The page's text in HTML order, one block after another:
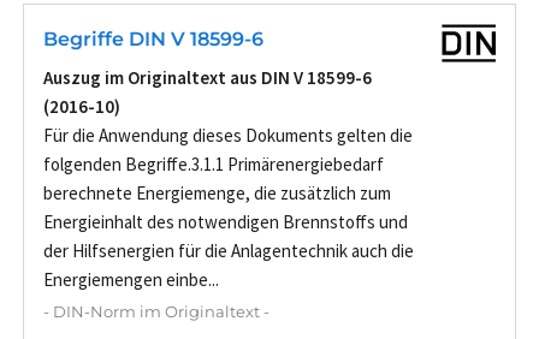
Begriffe DIN V 18599-6
Auszug im Originaltext aus DIN V 18599-6
(2016-10)
Für die Anwendung dieses Dokuments gelten die
folgenden Begriffe.3.1.1 Primärenergiebedarf
berechnete Energiemenge, die zusätzlich zum
Energieinhalt des notwendigen Brennstoffs und
der Hilfsenergien für die Anlagentechnik auch die
Energiemengen einbe...
- DIN-Norm im Originaltext -